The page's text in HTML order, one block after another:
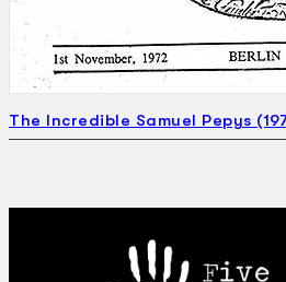
The Incredible Samuel Pepys